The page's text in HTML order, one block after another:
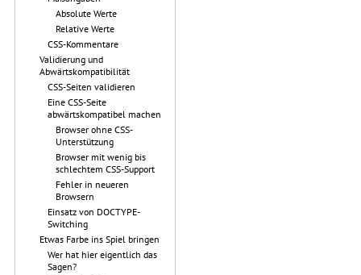
Absolute Werte
Relative Werte
CSS-Kommentare
Validierung und
Abwärtskompatibilität
CSS-Seiten validieren
Eine CSS-Seite
abwärtskompatibel machen
Browser ohne CSS-
Unterstützung
Browser mit wenig bis
schlechtem CSS-Support
Fehler in neueren
Browsern
Einsatz von DOCTYPE-
Switching
Etwas Farbe ins Spiel bringen
Wer hat hier eigentlich das
Sagen?